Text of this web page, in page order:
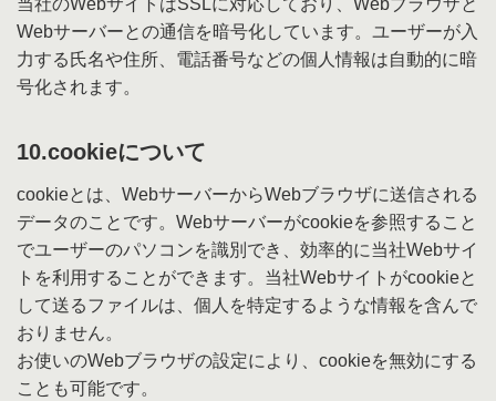
当社のWebサイトはSSLに対応しており、Webブラウザと
Webサーバーとの通信を暗号化しています。ユーザーが入
力する氏名や住所、電話番号などの個人情報は自動的に暗
号化されます。
10.cookieについて
cookieとは、WebサーバーからWebブラウザに送信される
データのことです。Webサーバーがcookieを参照すること
でユーザーのパソコンを識別でき、効率的に当社Webサイ
トを利用することができます。当社Webサイトがcookieと
して送るファイルは、個人を特定するような情報を含んで
おりません。
お使いのWebブラウザの設定により、cookieを無効にする
ことも可能です。